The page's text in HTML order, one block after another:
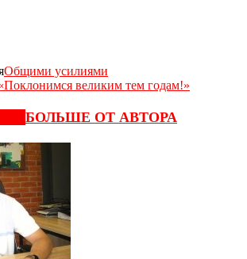
Общими усилиями
великим тем годам!»
БОЛЬШЕ ОТ АВТОРА